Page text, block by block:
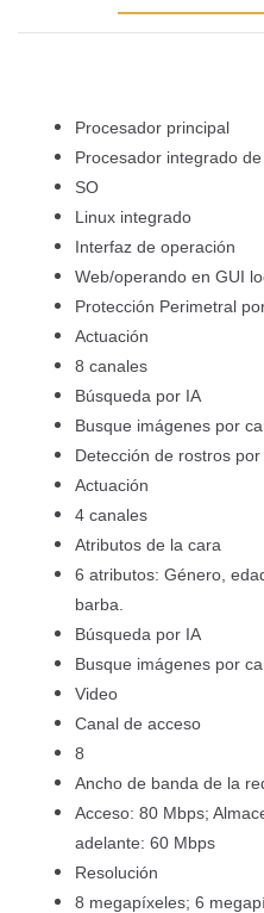
Procesador principal
Procesador integrado
SO
Linux integrado
Interfaz de operación
Web/operando en GUI
Protección Perimetral
Actuación
8 canales
Búsqueda por IA
Busque imágenes por
Detección de rostros
Actuación
4 canales
Atributos de la cara
6 atributos: Género,
barba.
Búsqueda por IA
Busque imágenes por
Video
Canal de acceso
8
Ancho de banda de la
Acceso: 80 Mbps;
adelante: 60 Mbps
Resolución
8 megapíxeles; 6